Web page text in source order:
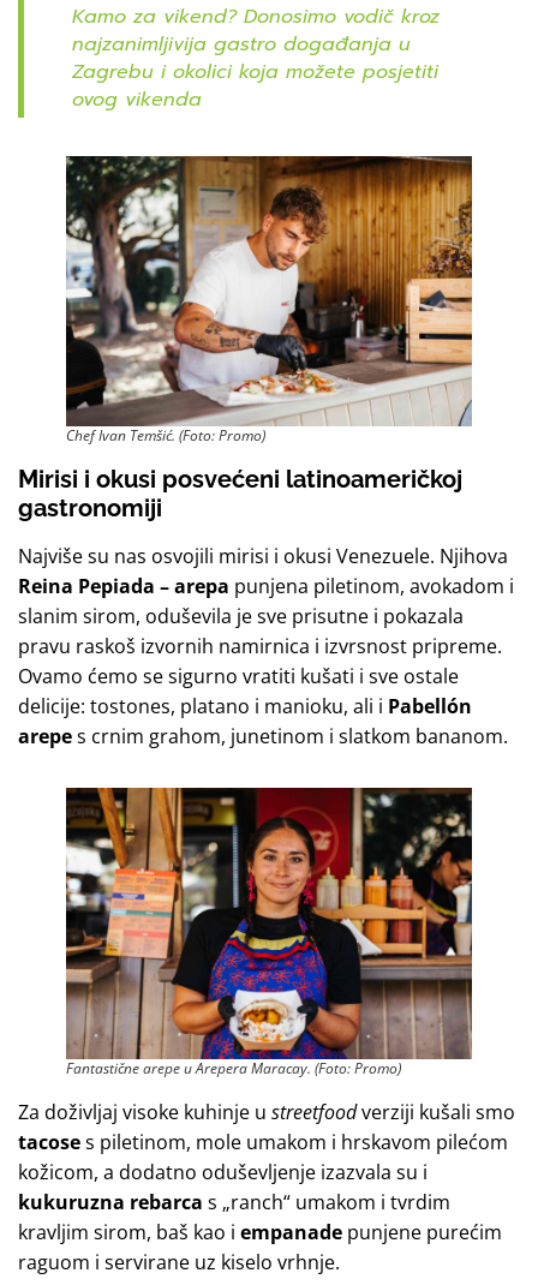
Kamo za vikend? Donosimo vodič kroz
najzanimljivija gastro događanja u
Zagrebu i okolici koja možete posjetiti
ovog vikenda
Chef Ivan Temšić. (Foto: Promo)
Mirisi i okusi posvećeni latinoameričkoj
gastronomiji
Najviše su nas osvojili mirisi i okusi Venezuele. Njihova
Reina Pepiada – arepa punjena piletinom, avokadom i
slanim sirom, oduševila je sve prisutne i pokazala
pravu raskoš izvornih namirnica i izvrsnost pripreme.
Ovamo ćemo se sigurno vratiti kušati i sve ostale
delicije: tostones, platano i manioku, ali i Pabellón
arepes crnim grahom, junetinom i slatkom bananom.
Fantastične arepe u Arepera Maracay. (Foto: Promo)
Za doživljaj visoke kuhinje u streetfoodverziji kušali smo
tacoses piletinom, mole umakom i hrskavom pilećom
kožicom, a dodatno oduševljenje izazvala su i
kukuruzna rebarca s „ranch“ umakom i tvrdim
kravljim sirom, baš kao i empanade punjene purećim
raguom i servirane uz kiselo vrhnje.